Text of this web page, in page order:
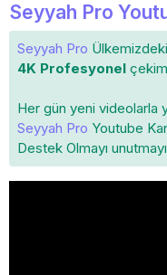
Seyyah Pro
Seyyah Pro Ülkemizdeki
4K Profesyonel
Her gün yeni videolarla
Seyyah Pro Youtube
Destek Olmayı